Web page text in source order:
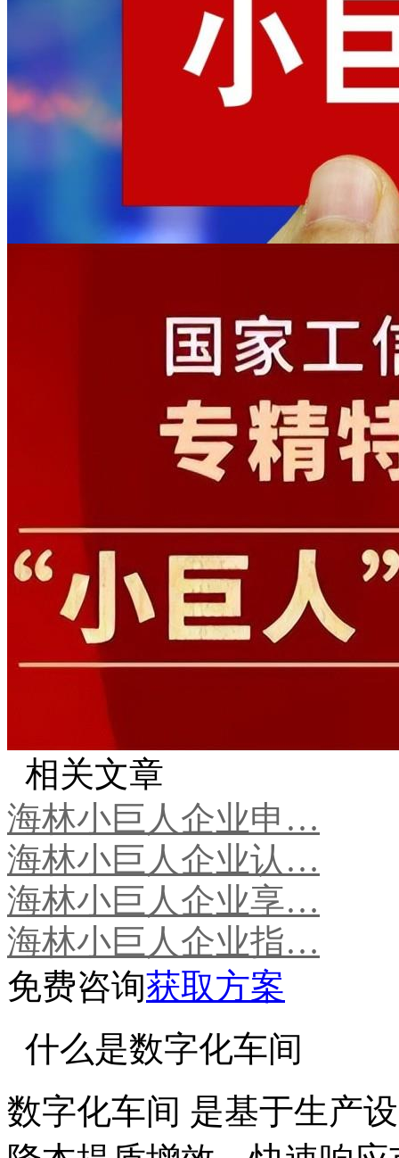
相关文章
海林小巨人企业申…
海林小巨人企业认…
海林小巨人企业享…
海林小巨人企业指…
免费咨询获取方案
什么是数字化车间
数字化车间 是基于生产